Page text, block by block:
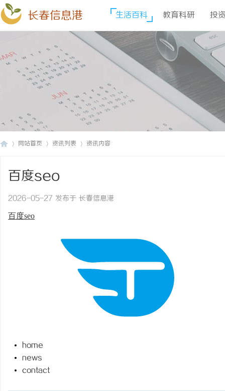
长春信息港 生活百科 教育科研 投
网站首页 资讯列表 资讯内容
百度seo
2026-05-27 发布于 长春信息港
百度seo
home
news
contact